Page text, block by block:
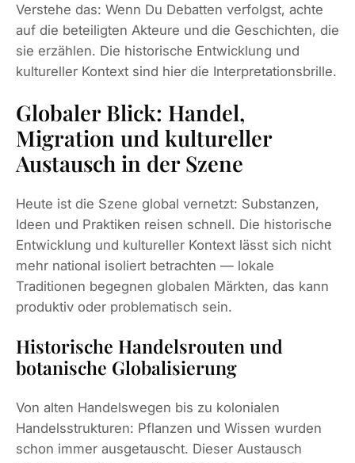
Verstehe das: Wenn Du Debatten verfolgst, achte
auf die beteiligten Akteure und die Geschichten, die
sie erzählen. Die historische Entwicklung und
kultureller Kontext sind hier die Interpretationsbrille.
Globaler Blick: Handel,
Migration und kultureller
Austausch in der Szene
Heute ist die Szene global vernetzt: Substanzen,
Ideen und Praktiken reisen schnell. Die historische
Entwicklung und kultureller Kontext lässt sich nicht
mehr national isoliert betrachten — lokale
Traditionen begegnen globalen Märkten, das kann
produktiv oder problematisch sein.
Historische Handelsrouten und
botanische Globalisierung
Von alten Handelswegen bis zu kolonialen
Handelsstrukturen: Pflanzen und Wissen wurden
schon immer ausgetauscht. Dieser Austausch